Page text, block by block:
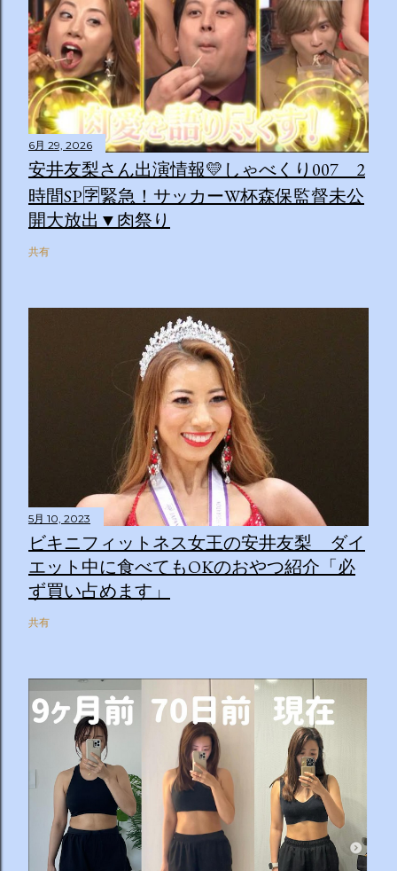
6月 29, 2026
安井友梨さん出演情報💛しゃべくり007 2
時間SP🈑緊急！サッカーW杯森保監督未公
開大放出▼肉祭り
共有
5月 10, 2023
ビキニフィットネス女王の安井友梨 ダイ
エット中に食べてもOKのおやつ紹介「必
ず買い占めます」
共有